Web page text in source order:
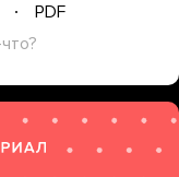
PDF